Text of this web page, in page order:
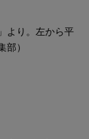
より。左から平
）